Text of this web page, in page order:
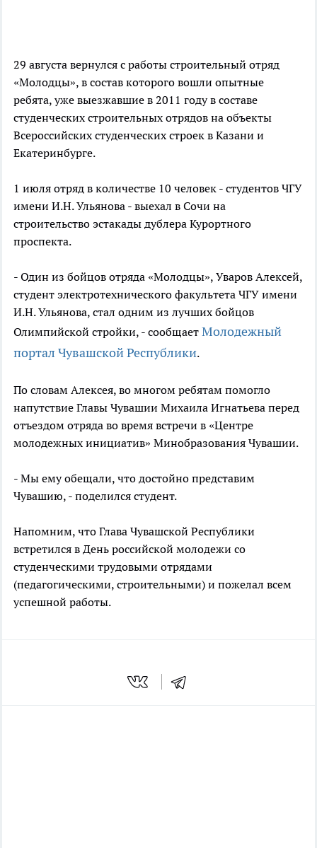
29 августа вернулся с работы строительный отряд
«Молодцы», в состав которого вошли опытные
ребята, уже выезжавшие в 2011 году в составе
студенческих строительных отрядов на объекты
Всероссийских студенческих строек в Казани и
Екатеринбурге.
1 июля отряд в количестве 10 человек - студентов ЧГУ
имени И.Н. Ульянова - выехал в Сочи на
строительство эстакады дублера Курортного
проспекта.
- Один из бойцов отряда «Молодцы», Уваров Алексей,
студент электротехнического факультета ЧГУ имени
И.Н. Ульянова, стал одним из лучших бойцов
Олимпийской стройки, - сообщает Молодежный
портал Чувашской Республики.
По словам Алексея, во многом ребятам помогло
напутствие Главы Чувашии Михаила Игнатьева перед
отъездом отряда во время встречи в «Центре
молодежных инициатив» Минобразования Чувашии.
- Мы ему обещали, что достойно представим
Чувашию, - поделился студент.
Напомним, что Глава Чувашской Республики
встретился в День российской молодежи со
студенческими трудовыми отрядами
(педагогическими, строительными) и пожелал всем
успешной работы.